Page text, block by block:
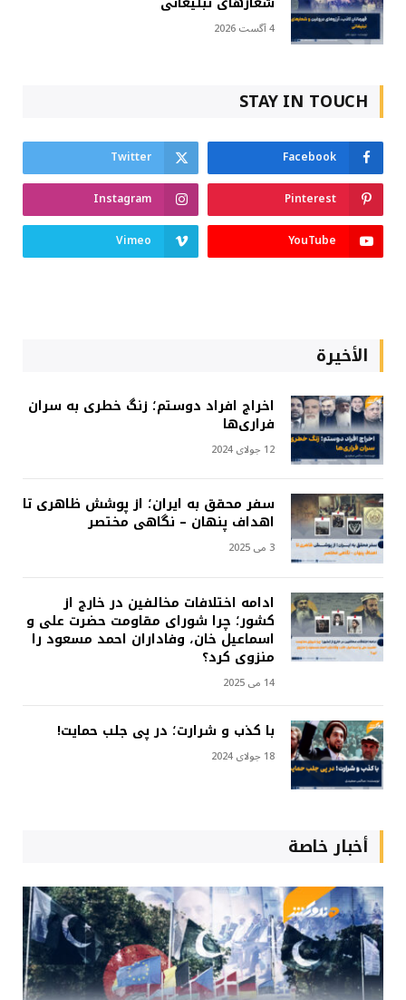
4 آگست 2026
STAY IN TOUCH
Facebook
Twitter
Pinterest
Instagram
YouTube
Vimeo
الأخيرة
اخراج افراد دوستم؛ زنگ خطری به سران
فراری‌ها
12 جولای 2024
سفر محقق به ایران؛ از پوشش ظاهری تا
اهداف پنهان – نگاهی مختصر
3 می 2025
ادامه اختلافات مخالفین در خارج از
کشور؛ چرا شورای مقاومت حضرت علی و
اسماعیل خان، وفاداران احمد مسعود را
منزوی کرد؟
14 می 2025
با کذب و شرارت؛ در پی جلب حمایت!
18 جولای 2024
أخبار خاصة